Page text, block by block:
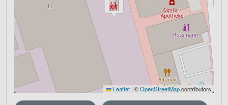
Leaflet | ©OpenStreetMapcontributors